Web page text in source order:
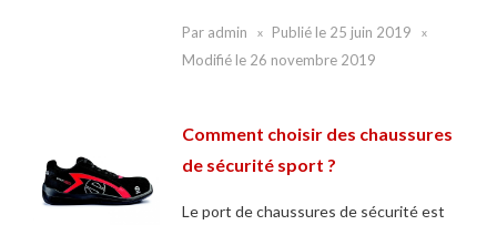
Par admin Publié le 25 juin 2019
Modifié le 26 novembre 2019
Comment choisir des chaussures
de sécurité sport ?
Le port de chaussures de sécurité est